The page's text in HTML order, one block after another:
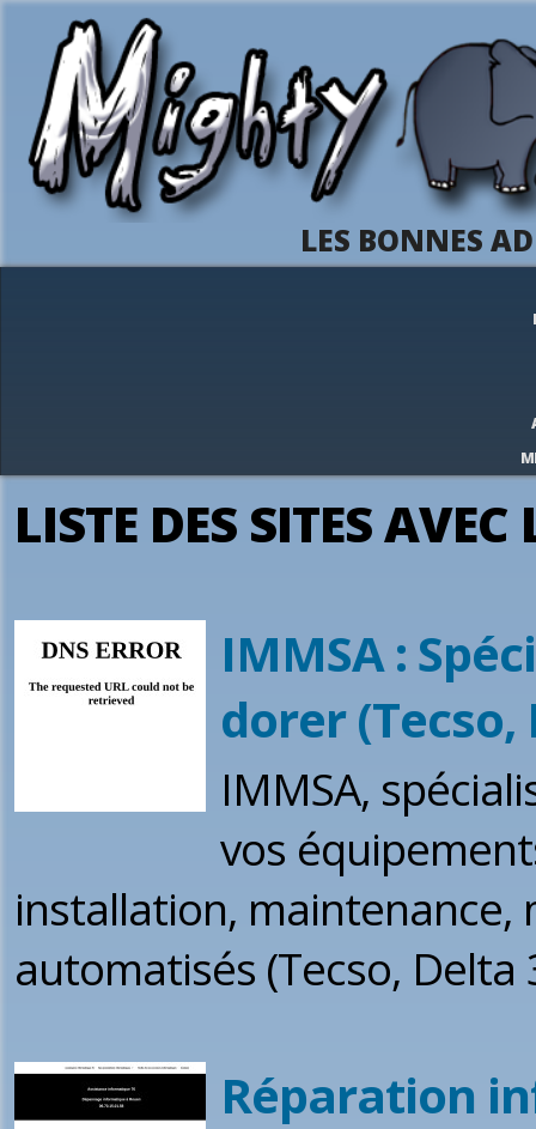
LES BONNES
LISTE DES SITES
IMMSA :
dorer
IMMSA,
vos
installation, maintenance,
automatisés (Tecso, Delta
Réparation